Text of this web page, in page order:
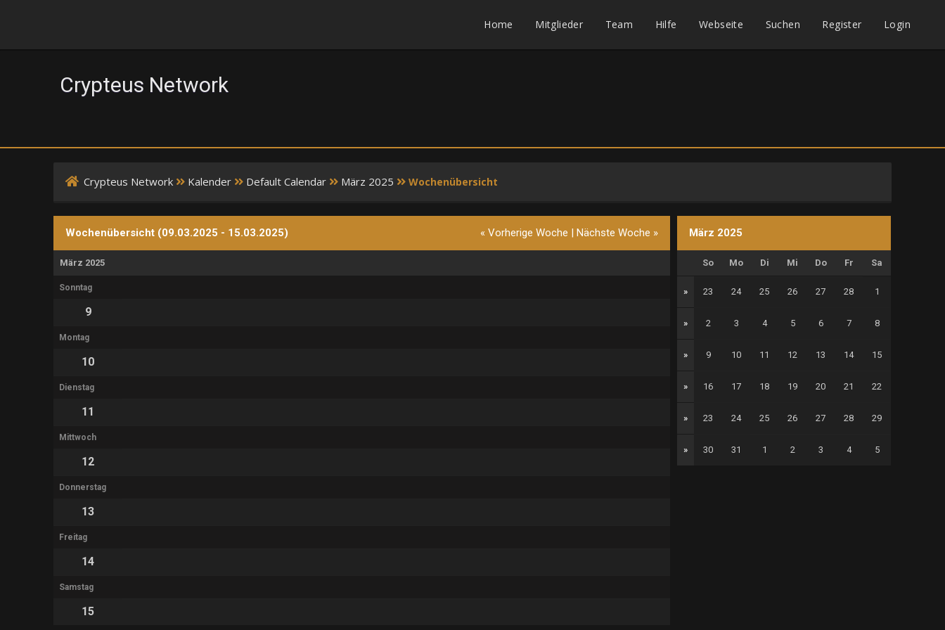
Home Mitglieder Team Hilfe Webseite Suchen Register Login
Crypteus Network
Crypteus Network Kalender Default Calendar März 2025 Wochenübersicht
« Vorherige Woche |Nächste Woche »
Wochenübersicht (09.03.2025 - 15.03.2025)
März 2025
Sonntag
9
Montag
10
Dienstag
11
Mittwoch
12
Donnerstag
13
Freitag
14
Samstag
15
März 2025
So Mo Di Mi Do Fr Sa
» 23 24 25 26 27 28 1
» 2 3 4 5 6 7 8
» 9 10 11 12 13 14 15
» 16 17 18 19 20 21 22
» 23 24 25 26 27 28 29
» 30 31 1 2 3 4 5